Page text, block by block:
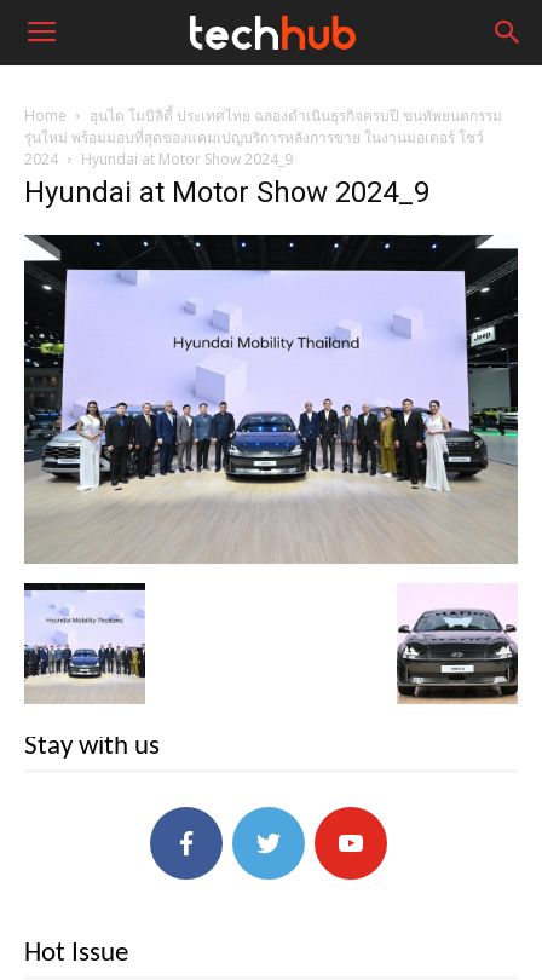
Home
ฮุนได โมบิลิตี้ ประเทศไทย ฉลองดำเนินธุรกิจครบปี ขนทัพยนตกรรม
รุ่นใหม่ พร้อมมอบที่สุดของแคมเปญบริการหลังการขาย ในงานมอเตอร์ โชว์
2024
Hyundai at Motor Show 2024_9
Hyundai at Motor Show 2024_9
Stay with us
Hot Issue